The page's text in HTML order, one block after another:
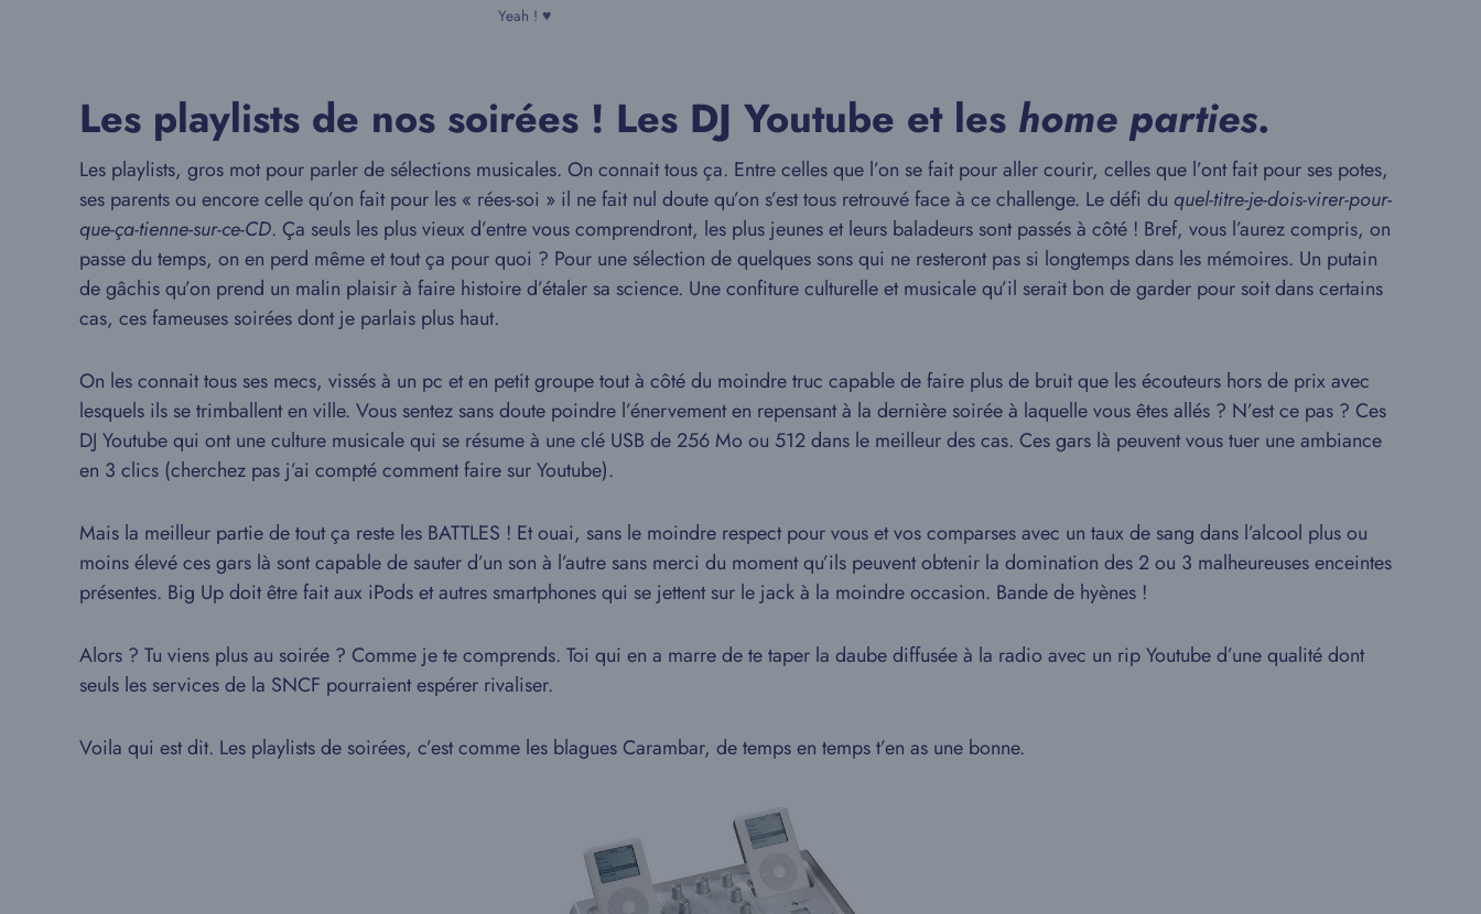
Yeah ! ♥
Les playlists de nos soirées ! Les DJ Youtube et les home parties.
Les playlists, gros mot pour parler de sélections musicales. On connait tous ça. Entre celles que l’on se fait pour aller courir, celles que l’ont fait pour ses potes,
ses parents ou encore celle qu’on fait pour les « rées-soi » il ne fait nul doute qu’on s’est tous retrouvé face à ce challenge. Le défi du quel-titre-je-dois-virer-pour-
que-ça-tienne-sur-ce-CD. Ça seuls les plus vieux d’entre vous comprendront, les plus jeunes et leurs baladeurs sont passés à côté ! Bref, vous l’aurez compris, on
passe du temps, on en perd même et tout ça pour quoi ? Pour une sélection de quelques sons qui ne resteront pas si longtemps dans les mémoires. Un putain
de gâchis qu’on prend un malin plaisir à faire histoire d’étaler sa science. Une confiture culturelle et musicale qu’il serait bon de garder pour soit dans certains
cas, ces fameuses soirées dont je parlais plus haut.
On les connait tous ses mecs, vissés à un pc et en petit groupe tout à côté du moindre truc capable de faire plus de bruit que les écouteurs hors de prix avec
lesquels ils se trimballent en ville. Vous sentez sans doute poindre l’énervement en repensant à la dernière soirée à laquelle vous êtes allés ? N’est ce pas ? Ces
DJ Youtube qui ont une culture musicale qui se résume à une clé USB de 256 Mo ou 512 dans le meilleur des cas. Ces gars là peuvent vous tuer une ambiance
en 3 clics (cherchez pas j’ai compté comment faire sur Youtube).
Mais la meilleur partie de tout ça reste les BATTLES ! Et ouai, sans le moindre respect pour vous et vos comparses avec un taux de sang dans l’alcool plus ou
moins élevé ces gars là sont capable de sauter d’un son à l’autre sans merci du moment qu’ils peuvent obtenir la domination des 2 ou 3 malheureuses enceintes
présentes. Big Up doit être fait aux iPods et autres smartphones qui se jettent sur le jack à la moindre occasion. Bande de hyènes !
Alors ? Tu viens plus au soirée ? Comme je te comprends. Toi qui en a marre de te taper la daube diffusée à la radio avec un rip Youtube d’une qualité dont
seuls les services de la SNCF pourraient espérer rivaliser.
Voila qui est dit. Les playlists de soirées, c’est comme les blagues Carambar, de temps en temps t’en as une bonne.